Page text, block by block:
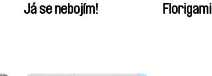
Já se nebojím! Florigami